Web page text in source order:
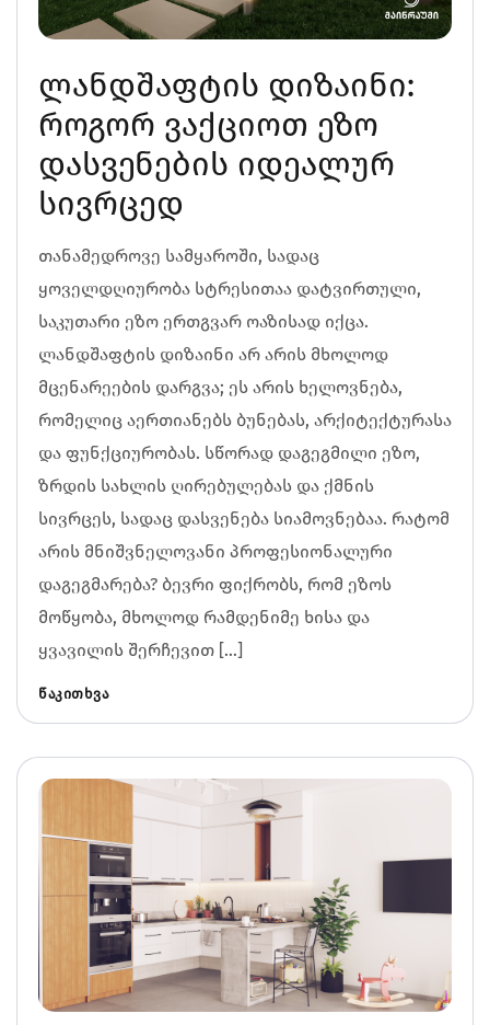
ლანდშაფტის დიზაინი:
როგორ ვაქციოთ ეზო
დასვენების იდეალურ
სივრცედ
თანამედროვე სამყაროში, სადაც
ყოველდღიურობა სტრესითაა დატვირთული,
საკუთარი ეზო ერთგვარ ოაზისად იქცა.
ლანდშაფტის დიზაინი არ არის მხოლოდ
მცენარეების დარგვა; ეს არის ხელოვნება,
რომელიც აერთიანებს ბუნებას, არქიტექტურასა
და ფუნქციურობას. სწორად დაგეგმილი ეზო,
ზრდის სახლის ღირებულებას და ქმნის
სივრცეს, სადაც დასვენება სიამოვნებაა. რატომ
არის მნიშვნელოვანი პროფესიონალური
დაგეგმარება? ბევრი ფიქრობს, რომ ეზოს
მოწყობა, მხოლოდ რამდენიმე ხისა და
ყვავილის შერჩევით […]
ᲬᲐᲙᲘᲗᲮᲕᲐ